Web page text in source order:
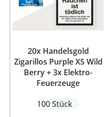
20x Handelsgold
Zigarillos Purple XS Wild
Berry + 3x Elektro-
Feuerzeuge
100 Stück